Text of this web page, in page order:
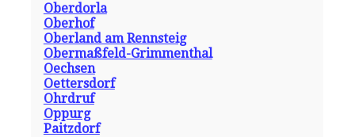
Oberdorla
Oberhof
Oberland am Rennsteig
Obermaßfeld-Grimmenthal
Oechsen
Oettersdorf
Ohrdruf
Oppurg
Paitzdorf